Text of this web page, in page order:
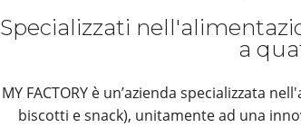
Specializzati
a
MY FACTORY è un’azienda specializzata
biscotti e snack), unitamente ad una